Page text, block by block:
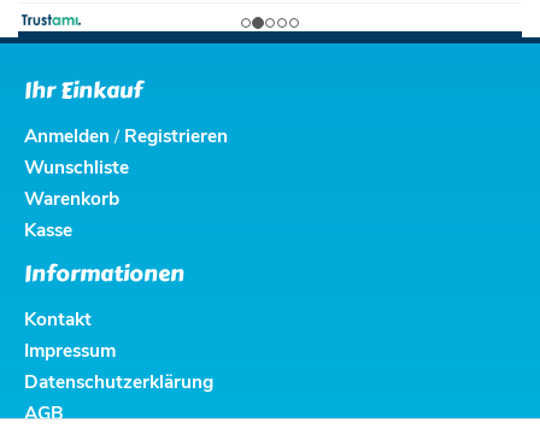
Ihr Einkauf
Anmelden / Registrieren
Wunschliste
Warenkorb
Kasse
Informationen
Kontakt
Impressum
Datenschutzerklärung
AGB